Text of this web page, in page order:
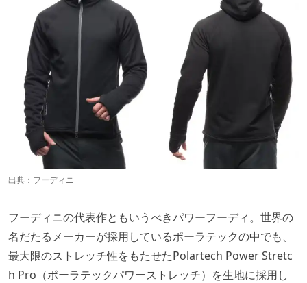
出典： フーディニ
フーディニの代表作ともいうべきパワーフーディ。世界の
名だたるメーカーが採用しているポーラテックの中でも、
最大限のストレッチ性をもたせたPolartech Power Stretc
h Pro（ポーラテックパワーストレッチ）を生地に採用し